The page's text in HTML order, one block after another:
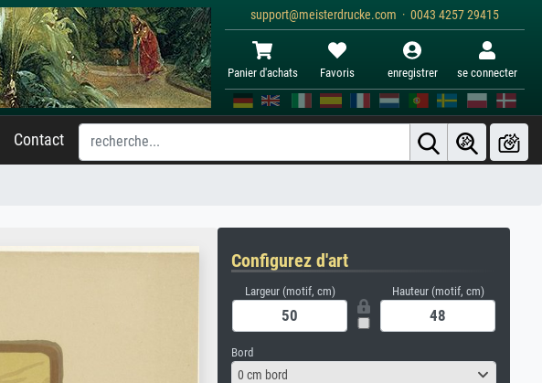
support@meisterdrucke.com · 0043 4257 29415
Panier d'achats Favoris enregistrer se connecter
Contact
Configurez d'art
Largeur (motif, cm) Hauteur (motif, cm)
Bord
0 cm bord